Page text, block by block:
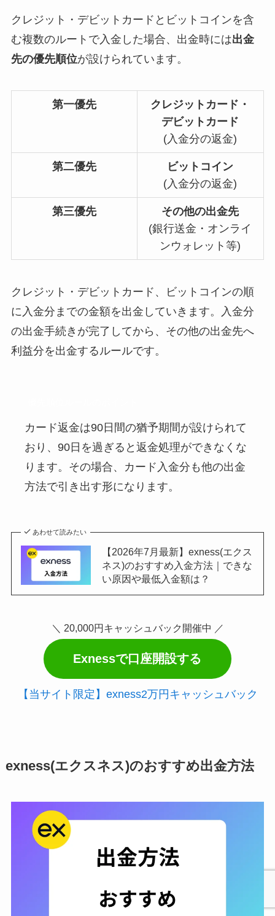
クレジット・デビットカードとビットコインを含
む複数のルートで入金した場合、出金時には出金
先の優先順位が設けられています。
第一優先
クレジットカード・
デビットカード
(入金分の返金)
第二優先
ビットコイン
(入金分の返金)
第三優先
その他の出金先
(銀行送金・オンライ
ンウォレット等)
クレジット・デビットカード、ビットコインの順
に入金分までの金額を出金していきます。入金分
の出金手続きが完了してから、その他の出金先へ
利益分を出金するルールです。
カード返金は90日間の猶予期間が設けられて
おり、90日を過ぎると返金処理ができなくな
ります。その場合、カード入金分も他の出金
方法で引き出す形になります。
あわせて読みたい
【2026年7月最新】exness(エクス
ネス)のおすすめ入金方法｜できな
い原因や最低入金額は？
＼ 20,000円キャッシュバック開催中 ／
Exnessで口座開設する
【当サイト限定】exness2万円キャッシュバック
exness(エクスネス)のおすすめ出金方法